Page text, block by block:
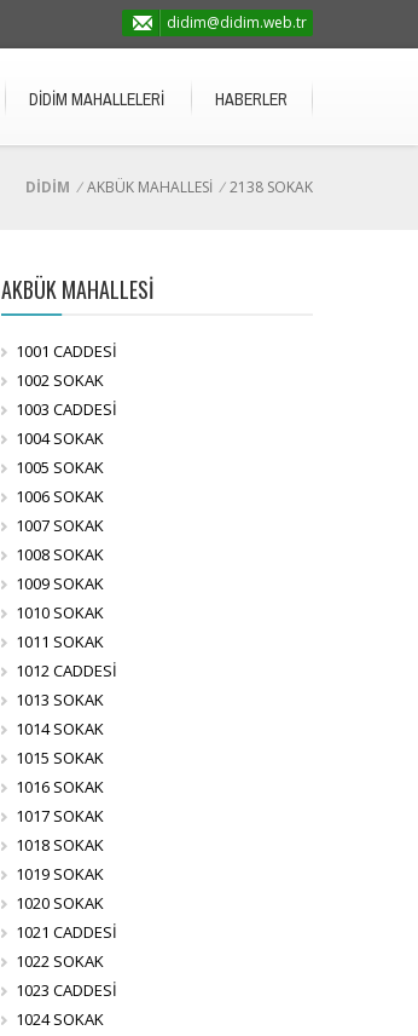
didim@didim.web.tr
DİDİM MAHALLELERİ HABERLER
DİDİM /AKBÜK MAHALLESİ /2138 SOKAK
AKBÜK MAHALLESİ
1001 CADDESİ
1002 SOKAK
1003 CADDESİ
1004 SOKAK
1005 SOKAK
1006 SOKAK
1007 SOKAK
1008 SOKAK
1009 SOKAK
1010 SOKAK
1011 SOKAK
1012 CADDESİ
1013 SOKAK
1014 SOKAK
1015 SOKAK
1016 SOKAK
1017 SOKAK
1018 SOKAK
1019 SOKAK
1020 SOKAK
1021 CADDESİ
1022 SOKAK
1023 CADDESİ
1024 SOKAK